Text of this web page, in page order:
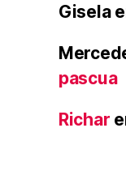
Gisela
pascua
Richar